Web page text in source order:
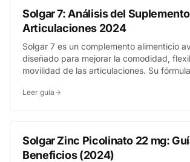
Solgar 7: Análisis del
Articulaciones 2024
Solgar 7 es un complemento alimenticio
diseñado para mejorar la comodidad,
movilidad de las articulaciones. Su
UC-II® y la Boswellia, para ofrecer un
Leer guía
Solgar Zinc Picolinato 22 mg:
Beneficios (2024)